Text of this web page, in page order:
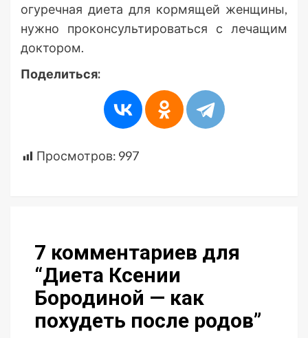
огуречная диета для кормящей женщины,
нужно проконсультироваться с лечащим
доктором.
Поделиться:
Просмотров: 997
7 комментариев для
“Диета Ксении
Бородиной — как
похудеть после родов”